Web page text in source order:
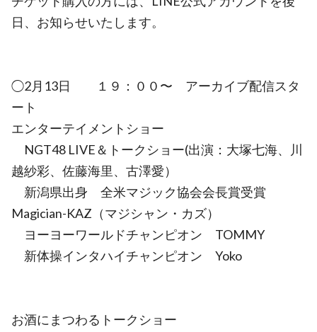
日、お知らせいたします。
◯2月13日 １９：００〜 アーカイブ配信スタ
ート
エンターテイメントショー
NGT48 LIVE＆トークショー(出演：大塚七海、川
越紗彩、佐藤海里、古澤愛）
新潟県出身 全米マジック協会会長賞受賞
Magician-KAZ（マジシャン・カズ）
ヨーヨーワールドチャンピオン TOMMY
新体操インタハイチャンピオン Yoko
お酒にまつわるトークショー